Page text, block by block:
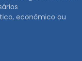
econômico ou